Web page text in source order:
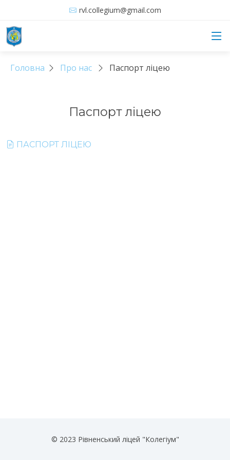
rvl.collegium@gmail.com
Головна Про нас Паспорт ліцею
Паспорт ліцею
ПАСПОРТ ЛІЦЕЮ
© 2023 Рівненський ліцей "Колегіум"